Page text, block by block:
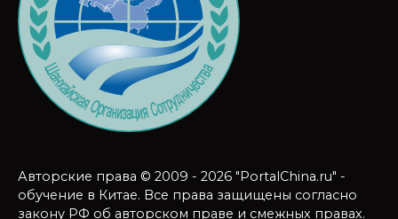
Авторские права © 2009 - 2026 "PortalChina.ru" -
обучение в Китае. Все права защищены согласно
закону РФ об авторском праве и смежных правах.